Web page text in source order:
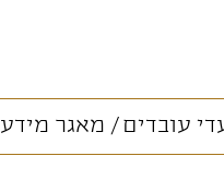
עובדים מאגר מידע